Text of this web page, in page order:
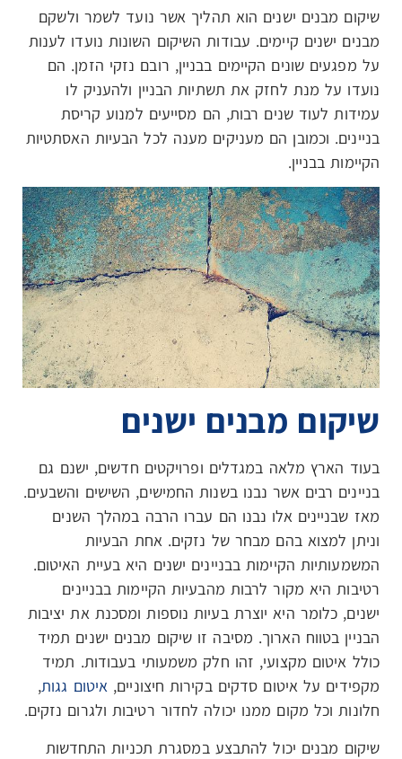
שיקום מבנים ישנים הוא תהליך אשר נועד לשמר ולשקם
מבנים ישנים קיימים. עבודות השיקום השונות נועדו לענות
על מפגעים שונים הקיימים בבניין, רובם נזקי הזמן. הם
נועדו על מנת לחזק את תשתיות הבניין ולהעניק לו
עמידות לעוד שנים רבות, הם מסייעים למנוע קריסת
בניינים. וכמובן הם מעניקים מענה לכל הבעיות האסתטיות
הקיימות בבניין.
שיקום מבנים ישנים
בעוד הארץ מלאה במגדלים ופרויקטים חדשים, ישנם גם
בניינים רבים אשר נבנו בשנות החמישים, השישים והשבעים.
מאז שבניינים אלו נבנו הם עברו הרבה במהלך השנים
וניתן למצוא בהם מבחר של נזקים. אחת הבעיות
המשמעותיות הקיימות בבניינים ישנים היא בעיית האיטום.
רטיבות היא מקור לרבות מהבעיות הקיימות בבניינים
ישנים, כלומר היא יוצרת בעיות נוספות ומסכנת את יציבות
הבניין בטווח הארוך. מסיבה זו שיקום מבנים ישנים תמיד
כולל איטום מקצועי, זהו חלק משמעותי בעבודות. תמיד
מקפידים על איטום סדקים בקירות חיצוניים, איטום גגות,
חלונות וכל מקום ממנו יכולה לחדור רטיבות ולגרום נזקים.
שיקום מבנים יכול להתבצע במסגרת תכניות התחדשות